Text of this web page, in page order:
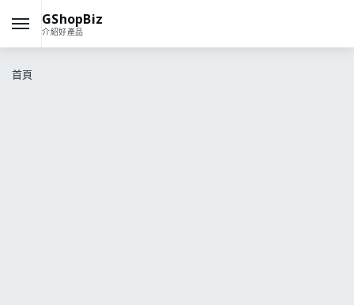
GShopBiz
介紹好產品
首頁